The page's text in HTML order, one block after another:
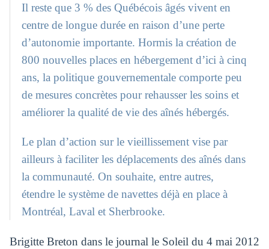
Il reste que 3 % des Québécois âgés vivent en
centre de longue durée en raison d’une perte
d’autonomie importante. Hormis la création de
800 nouvelles places en hébergement d’ici à cinq
ans, la politique gouvernementale comporte peu
de mesures concrètes pour rehausser les soins et
améliorer la qualité de vie des aînés hébergés.
Le plan d’action sur le vieillissement vise par
ailleurs à faciliter les déplacements des aînés dans
la communauté. On souhaite, entre autres,
étendre le système de navettes déjà en place à
Montréal, Laval et Sherbrooke.
Brigitte Breton dans le journal le Soleil du 4 mai 2012